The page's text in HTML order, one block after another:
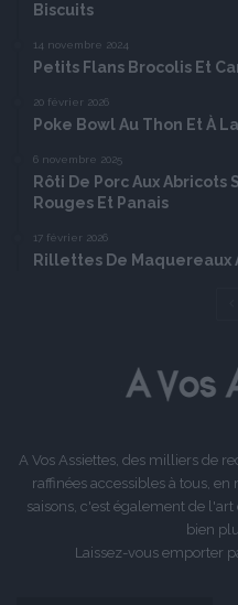
Biscuits
14 novembre 2024
Petits Flans Brocolis Et
20 février 2026
Poke Bowl Au Thon Et À
6 novembre 2025
Rôti De Porc Aux Abricots
Rouges Et Panais
17 février 2026
Rillettes De Maquereaux
A Vos Assiettes, des milliers de
raffinées accessibles à tous,
saisons, c'est également de
bien
Laissez-vous emporter